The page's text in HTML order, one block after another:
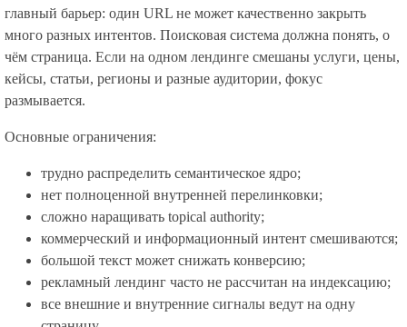
главный барьер: один URL не может качественно закрыть
много разных интентов. Поисковая система должна понять, о
чём страница. Если на одном лендинге смешаны услуги, цены,
кейсы, статьи, регионы и разные аудитории, фокус
размывается.
Основные ограничения:
трудно распределить семантическое ядро;
нет полноценной внутренней перелинковки;
сложно наращивать topical authority;
коммерческий и информационный интент смешиваются;
большой текст может снижать конверсию;
рекламный лендинг часто не рассчитан на индексацию;
все внешние и внутренние сигналы ведут на одну